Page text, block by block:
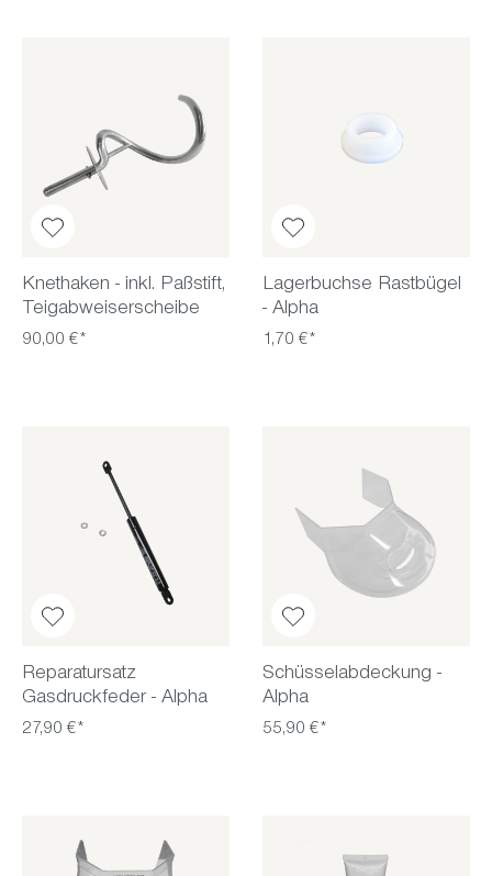
Knethaken - inkl. Paßstift,
Teigabweiserscheibe
90,00 €*
Lagerbuchse Rastbügel
- Alpha
1,70 €*
Reparatursatz
Gasdruckfeder - Alpha
27,90 €*
Schüsselabdeckung -
Alpha
55,90 €*